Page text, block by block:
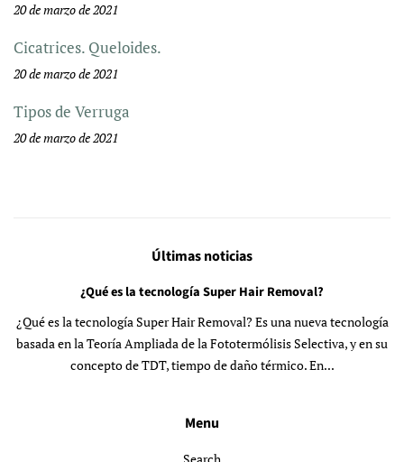
20 de marzo de 2021
Cicatrices. Queloides.
20 de marzo de 2021
Tipos de Verruga
20 de marzo de 2021
Últimas noticias
¿Qué es la tecnología Super Hair Removal?
¿Qué es la tecnología Super Hair Removal? Es una nueva tecnología
basada en la Teoría Ampliada de la Fototermólisis Selectiva, y en su
concepto de TDT, tiempo de daño térmico. En...
Menu